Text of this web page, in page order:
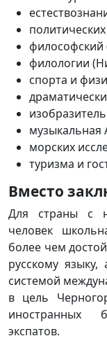
филологии
спорта и
музыкальная
морских
туризма и
Вместо
Для страны с
человек
более чем
русскому
системой
в цель
иностранных
экспатов.